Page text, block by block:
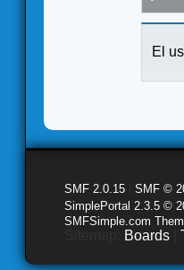
El
SMF 2.0.15 SMF ©
SimplePortal 2.3.5 ©
SMFSimple.com
Boards